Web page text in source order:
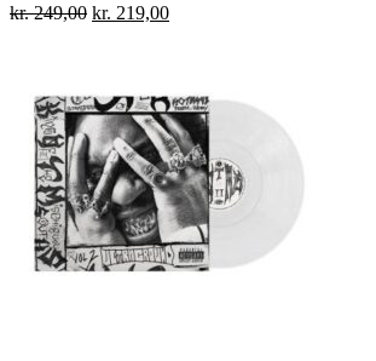
kr.249,00 kr. 219,00